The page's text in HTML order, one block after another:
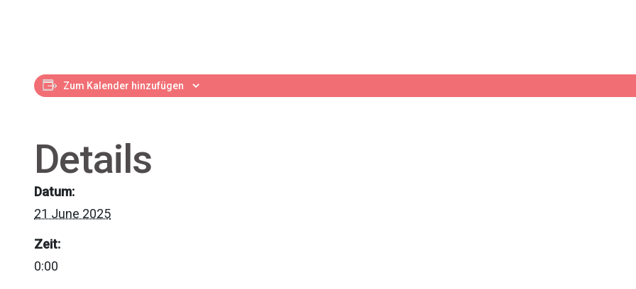
Zum Kalender hinzufügen
Details
Datum:
21 June 2025
Zeit:
0:00